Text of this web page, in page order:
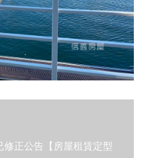
正公告【房屋租賃定型